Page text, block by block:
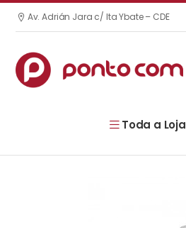
Av. Adrián Jara c/ Ita Ybate – CDE
Toda a Loja